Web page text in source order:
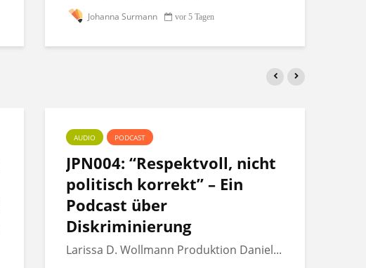
Johanna Surmann vor 5 Tagen
AUDIO PODCAST
JPN004: “Respektvoll, nicht
politisch korrekt” – Ein
Podcast über
Diskriminierung
Larissa D. Wollmann Produktion Daniel...